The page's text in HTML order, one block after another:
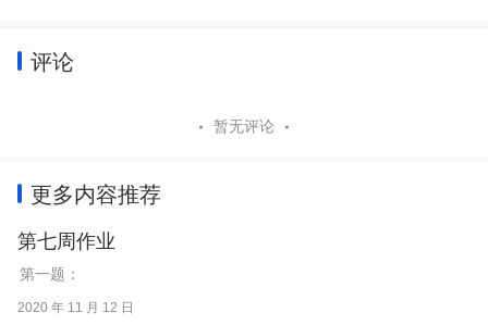
评论
暂无评论
更多内容推荐
第七周作业
第一题：
2020 年 11 月 12 日